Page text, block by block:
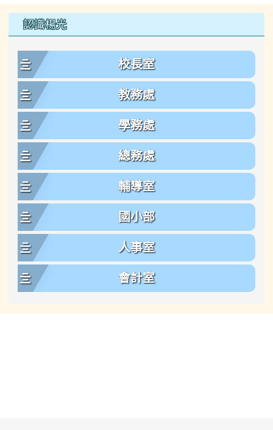
左邊區域內容
認識楊光
校長室
教務處
學務處
總務處
輔導室
國小部
人事室
會計室